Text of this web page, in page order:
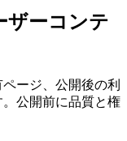
ザーコンテ
ージ、公開後の利
公開前に品質と権